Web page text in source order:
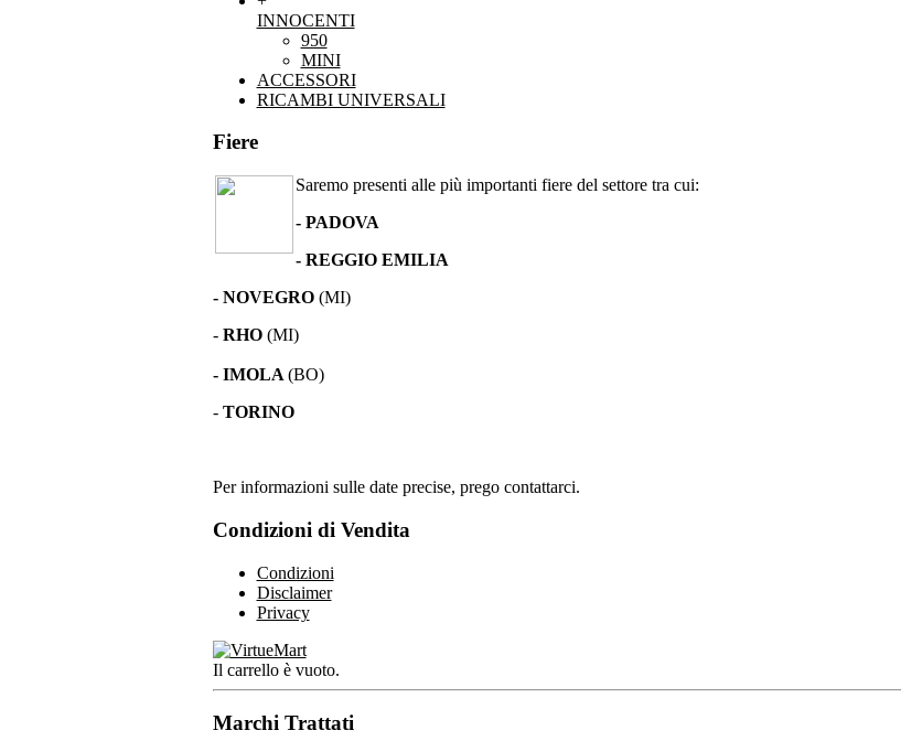
INNOCENTI
950
MINI
ACCESSORI
RICAMBI UNIVERSALI
Fiere
Saremo presenti alle più importanti fiere del settore tra cui:
- PADOVA
- REGGIO EMILIA
- NOVEGRO(MI)
-RHO (MI)
- IMOLA (BO)
- TORINO
Per informazioni sulle date precise, prego contattarci.
Condizioni di Vendita
Condizioni
Disclaimer
Privacy
Il carrello è vuoto.
Marchi Trattati